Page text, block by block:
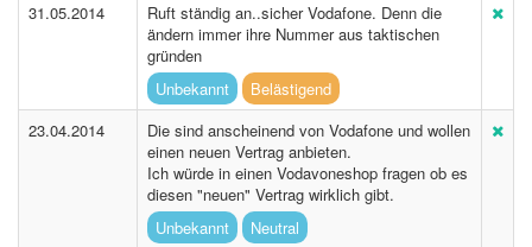
31.05.2014
Ruft ständig an..sicher Vodafone. Denn die
ändern immer ihre Nummer aus taktischen
gründen
Unbekannt
Belästigend
23.04.2014
Die sind anscheinend von Vodafone und wollen
einen neuen Vertrag anbieten.
Ich würde in einen Vodavoneshop fragen ob es
diesen "neuen" Vertrag wirklich gibt.
Unbekannt
Neutral